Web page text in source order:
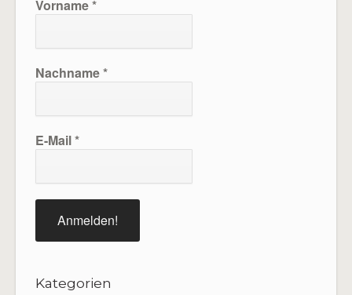
Vorname*
Nachname*
E-Mail*
Kategorien